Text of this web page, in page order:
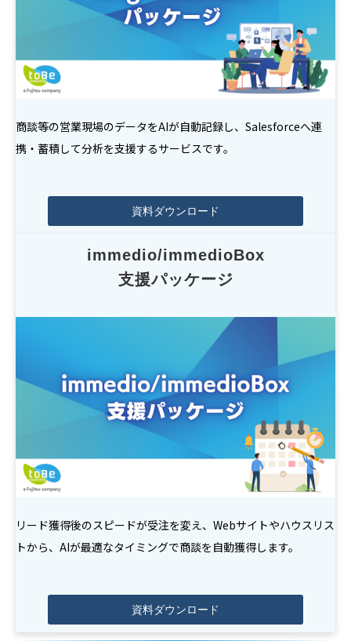
商談等の営業現場のデータをAIが自動記録し、Salesforceへ連
携・蓄積して分析を支援するサービスです。
資料ダウンロード
immedio/immedioBox
支援パッケージ
リード獲得後のスピードが受注を変え、Webサイトやハウスリス
トから、AIが最適なタイミングで商談を自動獲得します。
資料ダウンロード